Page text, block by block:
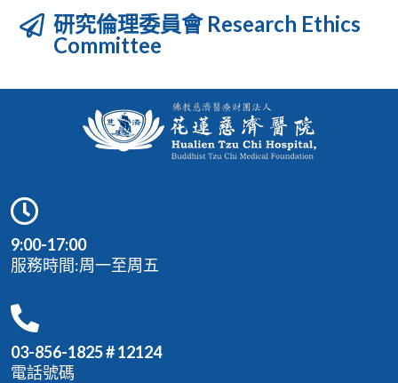
研究倫理委員會 Research Ethics
Committee
9:00-17:00
服務時間:周一至周五
03-856-1825 # 12124
電話號碼